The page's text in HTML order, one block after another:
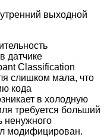
выходной
датчике
Classification
слишком мала, что
кода
в холодную
требуется больший
ненужного
модифицирован.